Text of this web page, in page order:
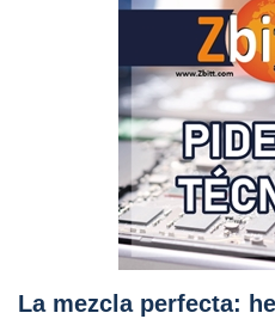
La mezcla perfecta: